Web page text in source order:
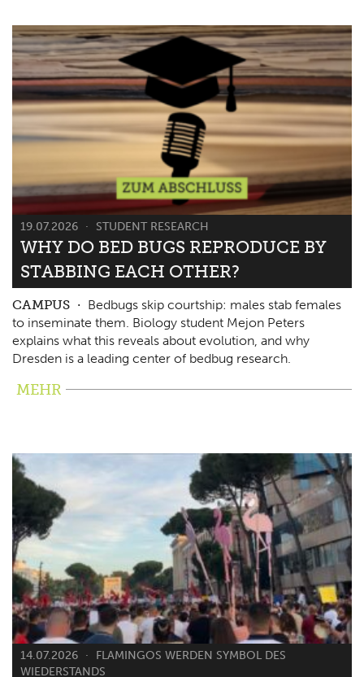
19.07.2026 STUDENT RESEARCH
WHY DO BED BUGS REPRODUCE BY
STABBING EACH OTHER?
CAMPUS
Bedbugs skip courtship: males stab females
to inseminate them. Biology student Mejon Peters
explains what this reveals about evolution, and why
Dresden is a leading center of bedbug research.
MEHR
14.07.2026
FLAMINGOS WERDEN SYMBOL DES
WIEDERSTANDS